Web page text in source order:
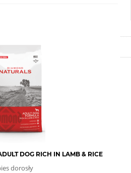
DOG RICH IN LAMB & RICE
dorosły